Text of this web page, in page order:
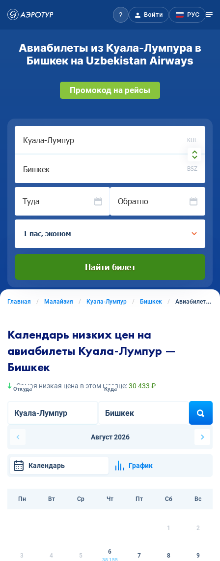
Войти РУС
Авиабилеты из Куала-Лумпура в
Бишкек на Uzbekistan Airways
Промокод на рейсы
KUL
BSZ
Туда Обратно
1 пас, эконом
Найти билет
Главная Малайзия Куала-Лумпур Бишкек Авиабилеты из Куала-Лумпура в Бишкек
Календарь низких цен на
авиабилеты Куала-Лумпур —
Бишкек
Самая низкая цена в этом месяце:30 433 ₽
Откуда Куда
Август 2026
Календарь График
Пн Вт Ср Чт Пт Сб Вс
1 2
3 4 5
6
38 155
7 8 9